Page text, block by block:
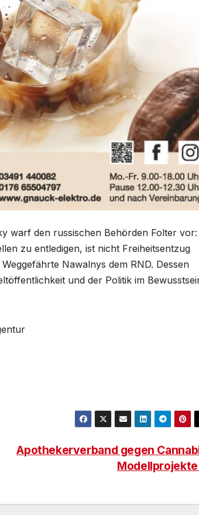
warf den russischen Behörden Folter vor:
zu entledigen, ist nicht Freiheitsentzug
Nawalnys dem RND. Dessen
und der Politik im
Apothekerverband gegen